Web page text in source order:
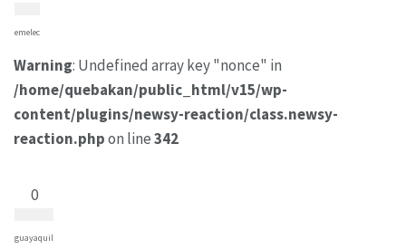
emelec
Warning: Undefined array key "nonce" in
/home/quebakan/public_html/v15/wp-
content/plugins/newsy-reaction/class.newsy-
reaction.phpon line342
0
guayaquil